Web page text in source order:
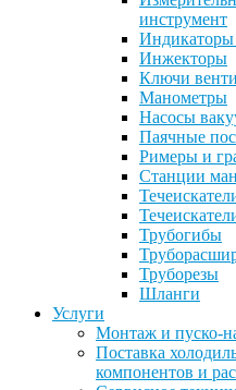
инструмент
Инжекторы
Ключи
Манометры
Насосы
Паячные
Римеры и
Станции
Трубогибы
Труборезы
Шланги
Услуги
Монтаж и пуско-
Поставка
компонентов и